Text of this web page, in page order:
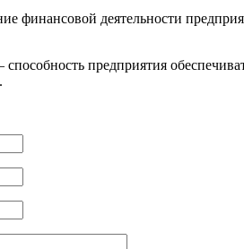
финансовой деятельности
способность предприятия